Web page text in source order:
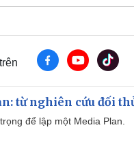
từ nghiên cứu đối
để lập một Media Plan.